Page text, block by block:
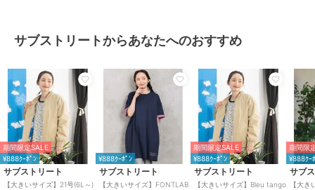
の通り女性が仕事をしやすいように,機能的で着心地の良い,古き良き
■インポートブランドコンセプト■
『Free Mind』をコンセプトにトレンドを取り入れ,質感にもこだわる
デイリーなカジュアルウェアをヨーロッパ・アメリカを中心にワール
ドワイドにセレクト。
インポートらしい高感度なデザインに加え,日本人の体形に合わせてリ
サイズすることで,シルエットや着心地の良さも叶えます。
大きいサイズ レディース ブランド 通販,LL・3L・4L・5L・6L・7L,
サブストリートからあなたへのおすすめ
期間限定SALE
¥888ｸｰﾎﾟﾝ
サブストリート
【大きいサイズ】21号(6L～)
¥888ｸｰﾎﾟﾝ
サブストリート
【大きいサイズ】FONTLAB
期間限定SALE
¥888ｸｰﾎﾟﾝ
サブストリート
【大きいサイズ】Bleu tango
期間限
¥888ｸｰ
サブ
【大